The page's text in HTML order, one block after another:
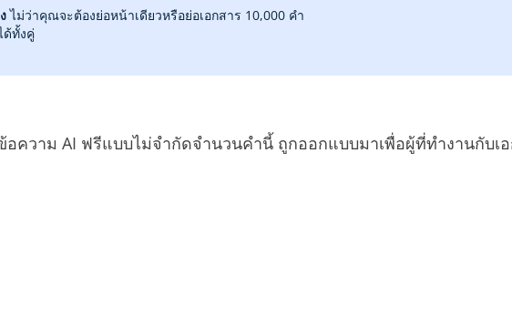
ไม่ว่าคุณจะต้องย่อหน้าเดียวหรือย่อเอกสาร 10,000 คำ
ด้ทั้งคู่
อความ AI ฟรีแบบไม่จำกัดจำนวนคำนี้ ถูกออกแบบมาเพื่อผู้ที่ทำงานกับ